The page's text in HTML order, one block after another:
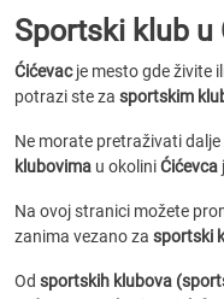
Sportski klub u
Ćićevacje mesto gde živite
potrazi ste za sportskim
Ne morate pretraživati dalje
klubovima u okoliniĆićevca
Na ovoj stranici možete
zanima vezano za sportski
Od sportskih klubova